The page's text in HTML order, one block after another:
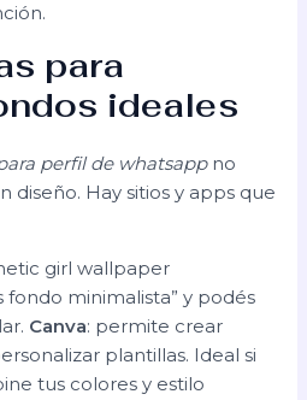
para
ideales
perfil de whatsappno
diseño. Hay sitios y apps que
girl wallpaper
fondo minimalista” y podés
Canva: permite crear
plantillas. Ideal si
tus colores y estilo